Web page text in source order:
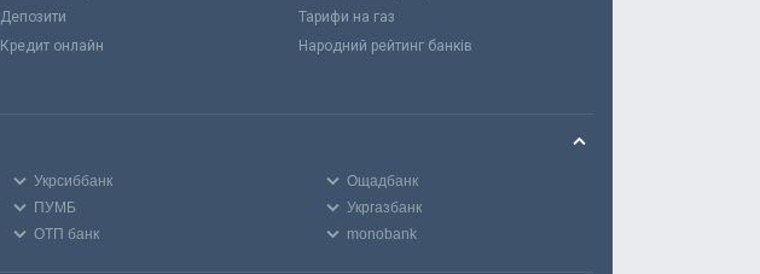
Депозити
Тарифи на газ
Кредит онлайн
Народний рейтинг банків
Укрсиббанк
Ощадбанк
ПУМБ
Укргазбанк
ОТП банк monobank